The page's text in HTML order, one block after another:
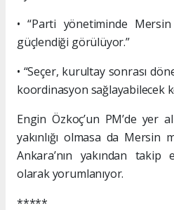
• “Parti yönetiminde
güçlendiği görülüyor.”
• “Seçer, kurultay sonrası
koordinasyon sağlayabilecek
Engin Özkoç’un PM’de yer
yakınlığı olmasa da Mersin
Ankara’nın yakından
olarak yorumlanıyor.
*****